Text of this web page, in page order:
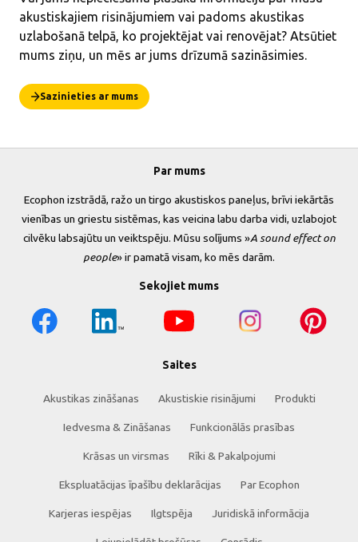
akustiskajiem risinājumiem vai padoms akustikas
uzlabošanā telpā, ko projektējat vai renovējat? Atsūtiet
mums ziņu, un mēs ar jums drīzumā sazināsimies.
Sazinieties ar mums
Par mums
Ecophon izstrādā, ražo un tirgo akustiskos paneļus, brīvi iekārtās
vienības un griestu sistēmas, kas veicina labu darba vidi, uzlabojot
cilvēku labsajūtu un veiktspēju. Mūsu solījums »A sound effect on
people» ir pamatā visam, ko mēs darām.
Sekojiet mums
Saites
Akustikas zināšanas Akustiskie risinājumi Produkti
Iedvesma & Zināšanas Funkcionālās prasības
Krāsas un virsmas Rīki & Pakalpojumi
Ekspluatācijas īpašību deklarācijas Par Ecophon
Karjeras iespējas Ilgtspēja Juridiskā informācija